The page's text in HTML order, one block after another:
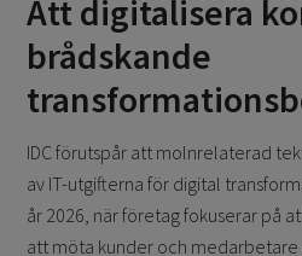
Att digitalisera
brådskande
IDC förutspår att molnrelaterad
av IT-utgifterna för digital
år 2026, när företag fokuserar på
att möta kunder och